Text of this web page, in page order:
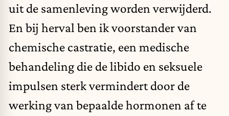
uit de samenleving worden verwijderd.
En bij herval ben ik voorstander van
chemische castratie, een medische
behandeling die de libido en seksuele
impulsen sterk vermindert door de
werking van bepaalde hormonen af te